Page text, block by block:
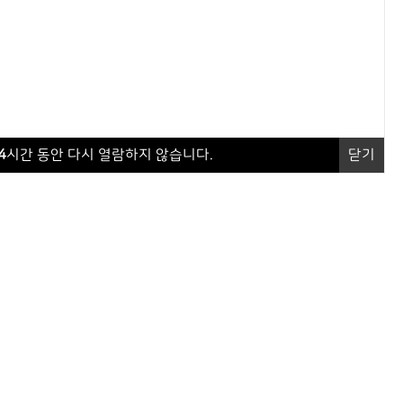
시간 동안 다시 열람하지 않습니다. 닫기